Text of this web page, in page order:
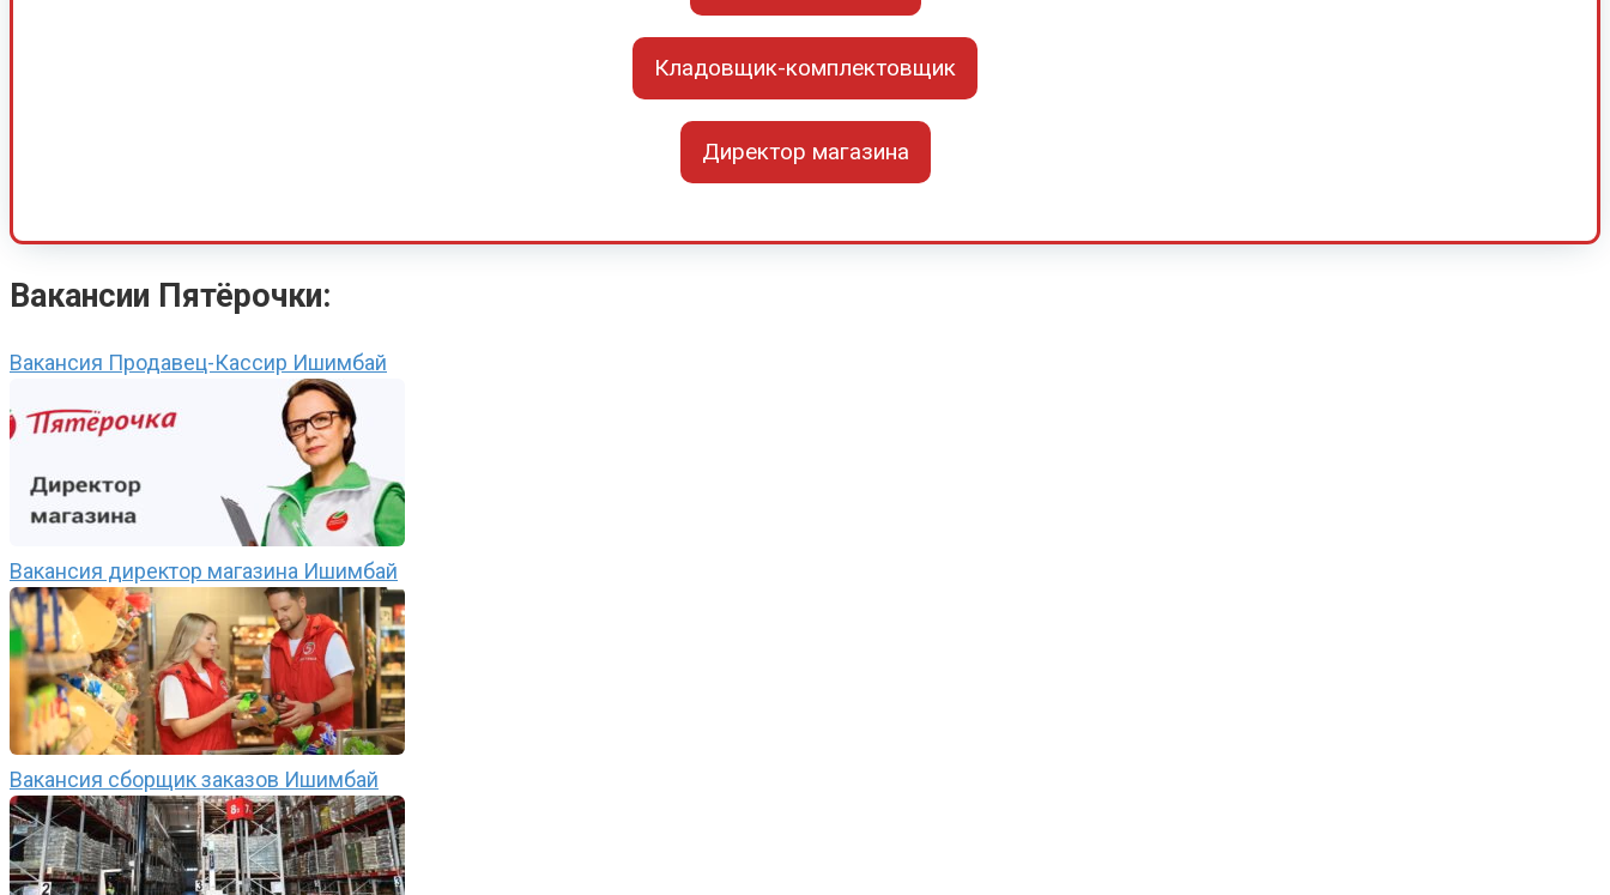
Кладовщик-комплектовщик
Директор магазина
Вакансии Пятёрочки:
Вакансия Продавец-Кассир Ишимбай
Вакансия директор магазина Ишимбай
Вакансия сборщик заказов Ишимбай